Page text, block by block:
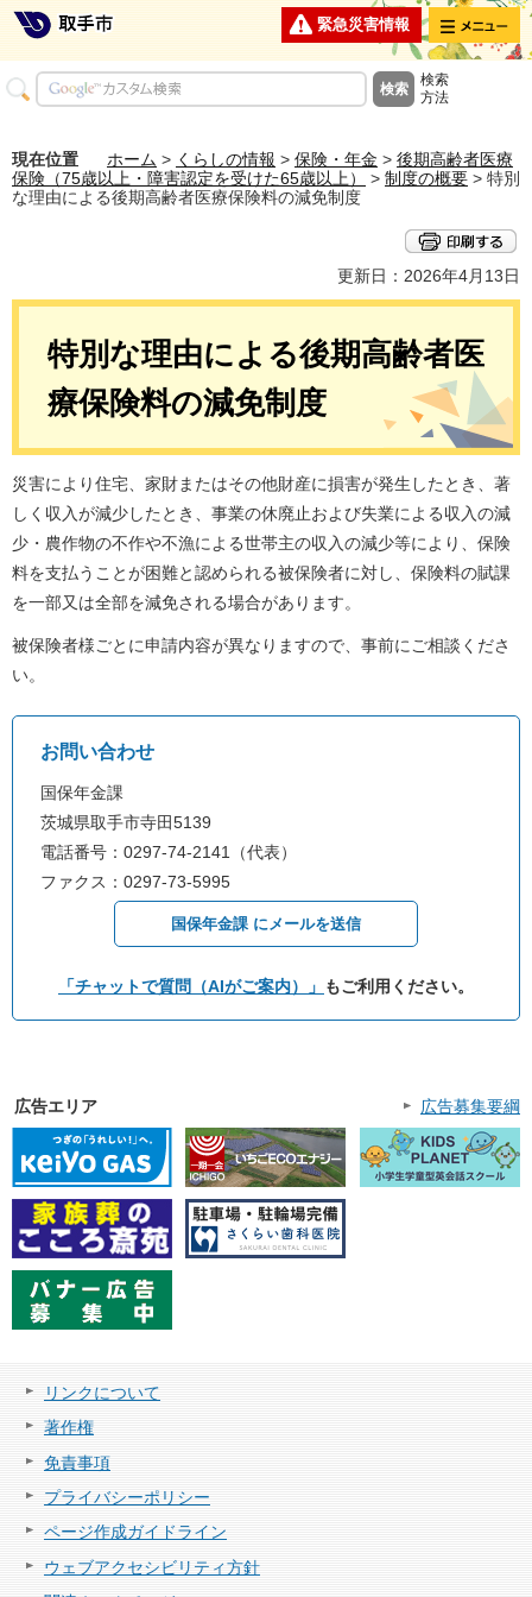
緊急災害情報 メニュー
検索
方法
現在位置 ホーム > くらしの情報 > 保険・年金 > 後期高齢者医療
保険（75歳以上・障害認定を受けた65歳以上）
> 制度の概要 > 特別
な理由による後期高齢者医療保険料の減免制度
更新日：2026年4月13日
特別な理由による後期高齢者医
療保険料の減免制度
災害により住宅、家財またはその他財産に損害が発生したとき、著
しく収入が減少したとき、事業の休廃止および失業による収入の減
少・農作物の不作や不漁による世帯主の収入の減少等により、保険
料を支払うことが困難と認められる被保険者に対し、保険料の賦課
を一部又は全部を減免される場合があります。
被保険者様ごとに申請内容が異なりますので、事前にご相談くださ
い。
お問い合わせ
国保年金課
茨城県取手市寺田5139
電話番号：0297-74-2141（代表）
ファクス：0297-73-5995
国保年金課 にメールを送信
「チャットで質問（AIがご案内）」 もご利用ください。
広告エリア 広告募集要綱
リンクについて
著作権
免責事項
プライバシーポリシー
ページ作成ガイドライン
ウェブアクセシビリティ方針